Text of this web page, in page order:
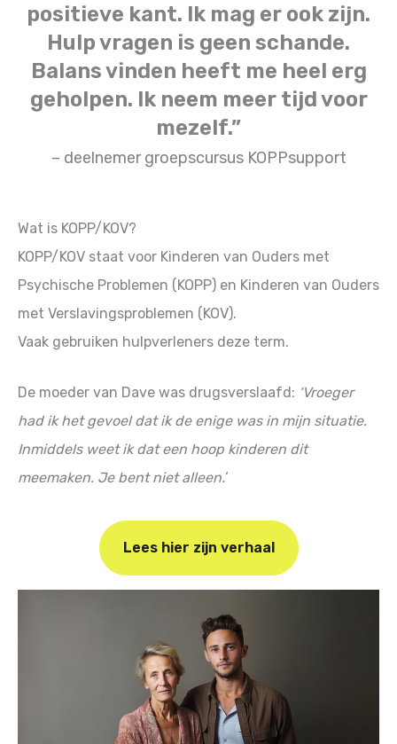
positieve kant. Ik mag er ook zijn.
Hulp vragen is geen schande.
Balans vinden heeft me heel erg
geholpen. Ik neem meer tijd voor
mezelf.”
– deelnemer groepscursus KOPPsupport
Wat is KOPP/KOV?
KOPP/KOV staat voor Kinderen van Ouders met
Psychische Problemen (KOPP) en Kinderen van Ouders
met Verslavingsproblemen (KOV).
Vaak gebruiken hulpverleners deze term.
De moeder van Dave was drugsverslaafd: ‘Vroeger
had ik het gevoel dat ik de enige was in mijn situatie.
Inmiddels weet ik dat een hoop kinderen dit
meemaken. Je bent niet alleen.‘
Lees hier zijn verhaal